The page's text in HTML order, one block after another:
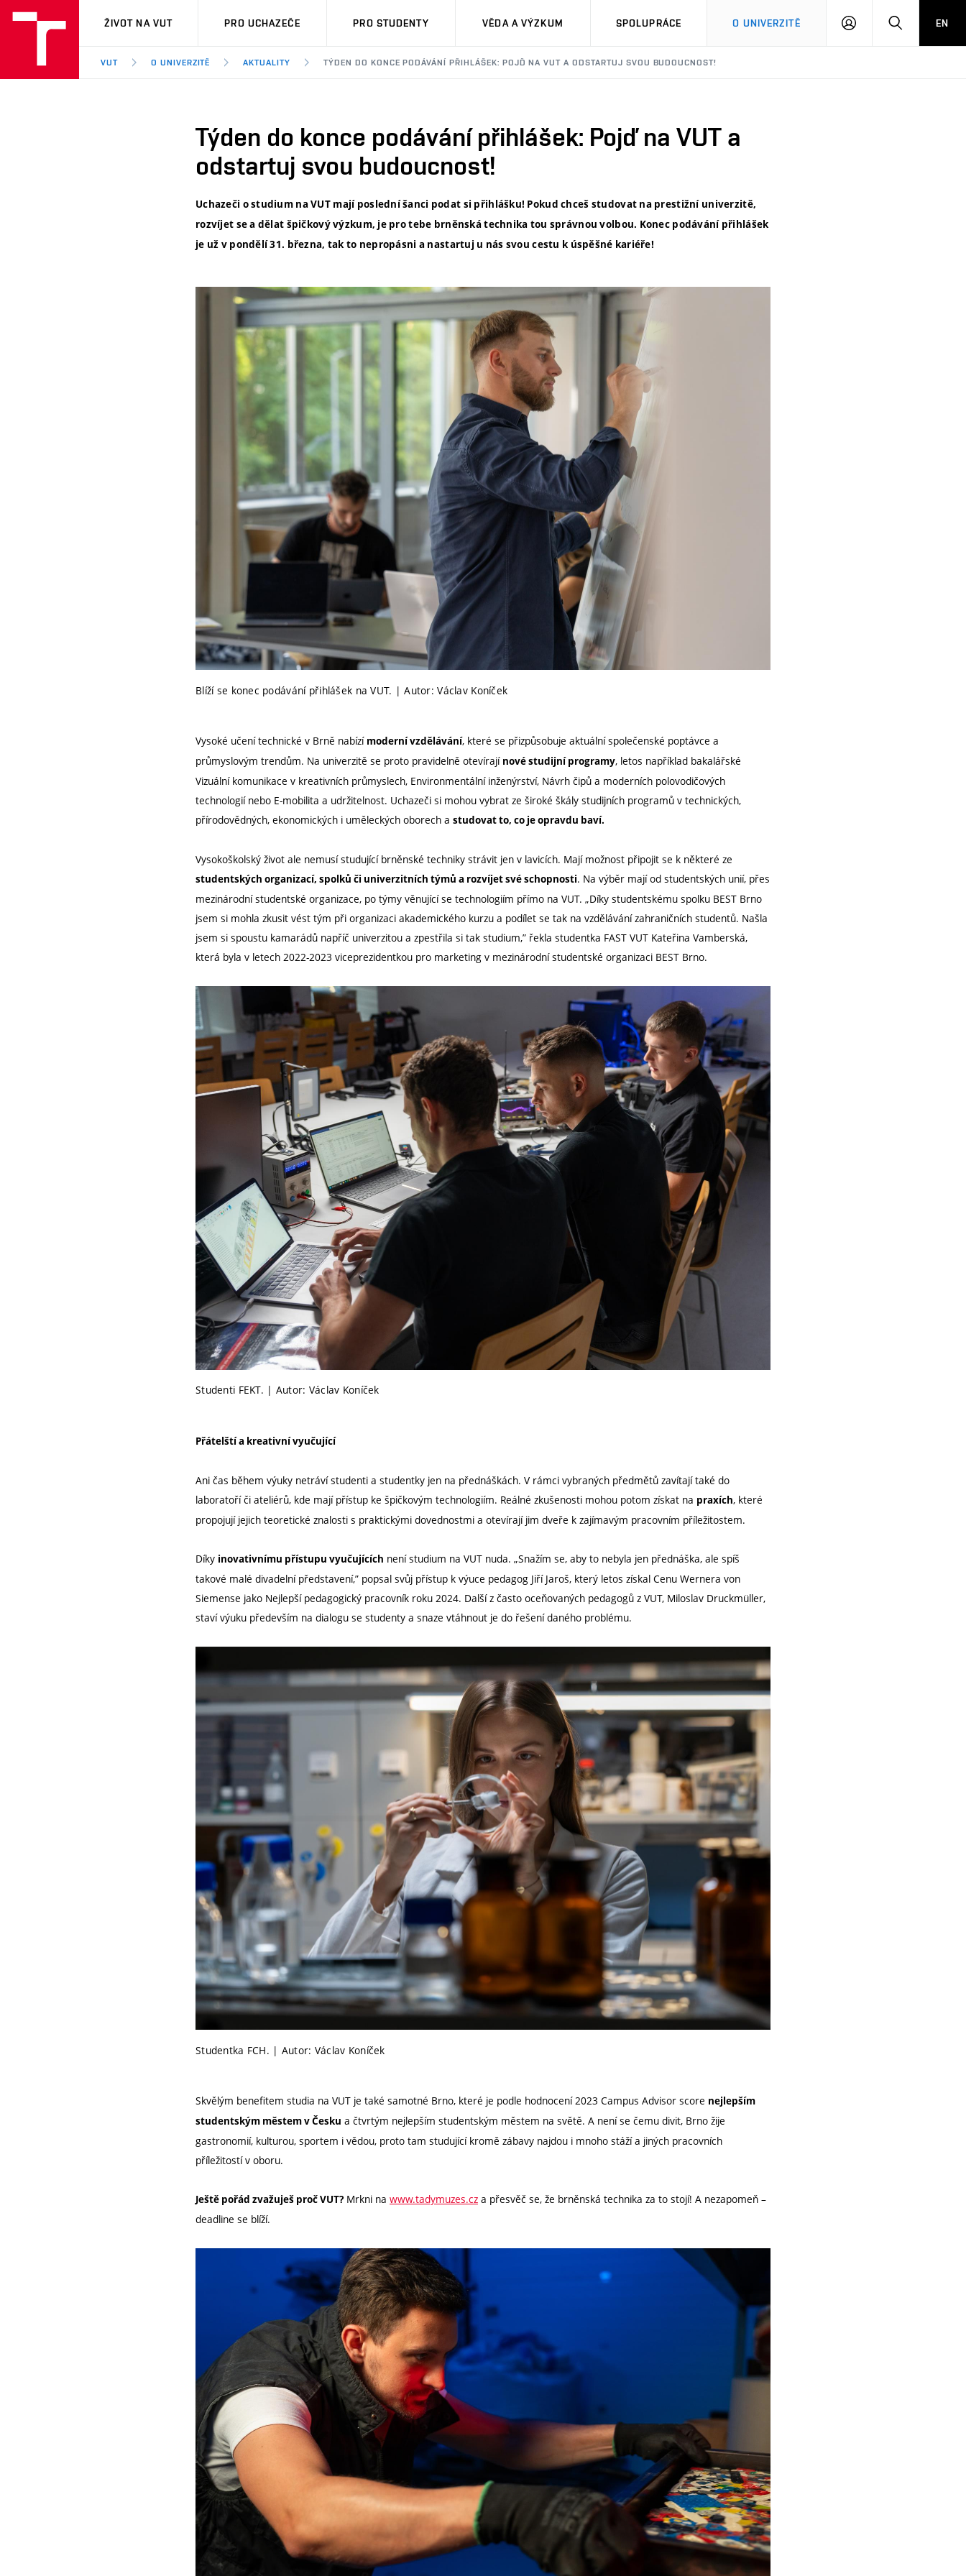
VUT
ŽIVOT NA VUT PRO UCHAZEČE PRO STUDENTY VĚDA A VÝZKUM SPOLUPRÁCE O UNIVERZITĚ
PŘIHLÁSIT HLEDATEN
VUT O UNIVERZITĚ AKTUALITY TÝDEN DO KONCE PODÁVÁNÍ PŘIHLÁŠEK: POJĎ NA VUT A ODSTARTUJ SVOU BUDOUCNOST!
Týden do konce podávání přihlášek: Pojď na VUT a
odstartuj svou budoucnost!
Uchazeči o studium na VUT mají poslední šanci podat si přihlášku! Pokud chceš studovat na prestižní univerzitě,
rozvíjet se a dělat špičkový výzkum, je pro tebe brněnská technika tou správnou volbou. Konec podávání přihlášek
je už v pondělí 31. března, tak to nepropásni a nastartuj u nás svou cestu k úspěšné kariéře!
Blíží se konec podávání přihlášek na VUT. | Autor: Václav Koníček
Vysoké učení technické v Brně nabízí moderní vzdělávání, které se přizpůsobuje aktuální společenské poptávce a
průmyslovým trendům. Na univerzitě se proto pravidelně otevírají nové studijní programy, letos například bakalářské
Vizuální komunikace v kreativních průmyslech, Environmentální inženýrství, Návrh čipů a moderních polovodičových
technologií nebo E-mobilita a udržitelnost. Uchazeči si mohou vybrat ze široké škály studijních programů v technických,
přírodovědných, ekonomických i uměleckých oborech a studovat to, co je opravdu baví.
Vysokoškolský život ale nemusí studující brněnské techniky strávit jen v lavicích. Mají možnost připojit se k některé ze
studentských organizací, spolků či univerzitních týmů a rozvíjet své schopnosti. Na výběr mají od studentských unií, přes
mezinárodní studentské organizace, po týmy věnující se technologiím přímo na VUT. „Díky studentskému spolku BEST Brno
jsem si mohla zkusit vést tým při organizaci akademického kurzu a podílet se tak na vzdělávání zahraničních studentů. Našla
jsem si spoustu kamarádů napříč univerzitou a zpestřila si tak studium,” řekla studentka FAST VUT Kateřina Vamberská,
která byla v letech 2022-2023 viceprezidentkou pro marketing v mezinárodní studentské organizaci BEST Brno.
Studenti FEKT. | Autor: Václav Koníček
Přátelští a kreativní vyučující
Ani čas během výuky netráví studenti a studentky jen na přednáškách. V rámci vybraných předmětů zavítají také do
laboratoří či ateliérů, kde mají přístup ke špičkovým technologiím. Reálné zkušenosti mohou potom získat na praxích, které
propojují jejich teoretické znalosti s praktickými dovednostmi a otevírají jim dveře k zajímavým pracovním příležitostem.
Díky inovativnímu přístupu vyučujících není studium na VUT nuda. „Snažím se, aby to nebyla jen přednáška, ale spíš
takové malé divadelní představení,” popsal svůj přístup k výuce pedagog Jiří Jaroš, který letos získal Cenu Wernera von
Siemense jako Nejlepší pedagogický pracovník roku 2024. Další z často oceňovaných pedagogů z VUT, Miloslav Druckmüller,
staví výuku především na dialogu se studenty a snaze vtáhnout je do řešení daného problému.
Studentka FCH. | Autor: Václav Koníček
Skvělým benefitem studia na VUT je také samotné Brno, které je podle hodnocení 2023 Campus Advisor score nejlepším
studentským městem v Česku a čtvrtým nejlepším studentským městem na světě. A není se čemu divit, Brno žije
gastronomií, kulturou, sportem i vědou, proto tam studující kromě zábavy najdou i mnoho stáží a jiných pracovních
příležitostí v oboru.
Ještě pořád zvažuješ proč VUT? Mrkni na www.tadymuzes.cz a přesvěč se, že brněnská technika za to stojí! A nezapomeň –
deadline se blíží.